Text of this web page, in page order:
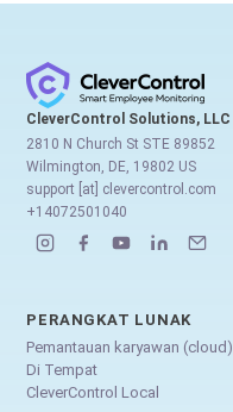
CleverControl Solutions, LLC
2810 N Church St STE 89852
Wilmington, DE, 19802 US
support [at] clevercontrol.com
+14072501040
PERANGKAT LUNAK
Pemantauan karyawan (cloud)
Di Tempat
CleverControl Local